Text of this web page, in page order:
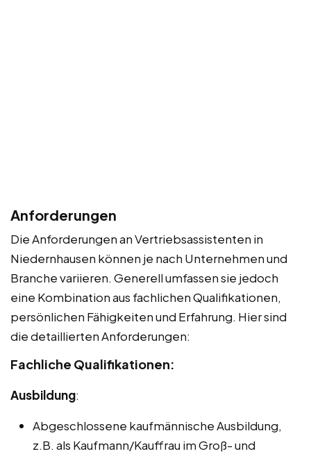
Anforderungen
Die Anforderungen an Vertriebsassistenten in
Niedernhausen können je nach Unternehmen und
Branche variieren. Generell umfassen sie jedoch
eine Kombination aus fachlichen Qualifikationen,
persönlichen Fähigkeiten und Erfahrung. Hier sind
die detaillierten Anforderungen:
Fachliche Qualifikationen:
Ausbildung:
Abgeschlossene kaufmännische Ausbildung,
z.B. als Kaufmann/Kauffrau im Groß- und